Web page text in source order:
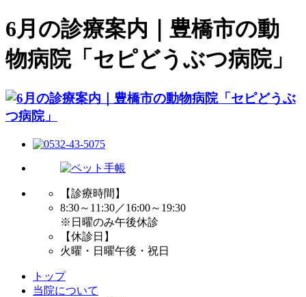
6月の診療案内｜豊橋市の動
物病院「セピどうぶつ病院」
【診療時間】
8:30～11:30／16:00～19:30
※日曜のみ午後休診
【休診日】
火曜・日曜午後・祝日
トップ
当院について